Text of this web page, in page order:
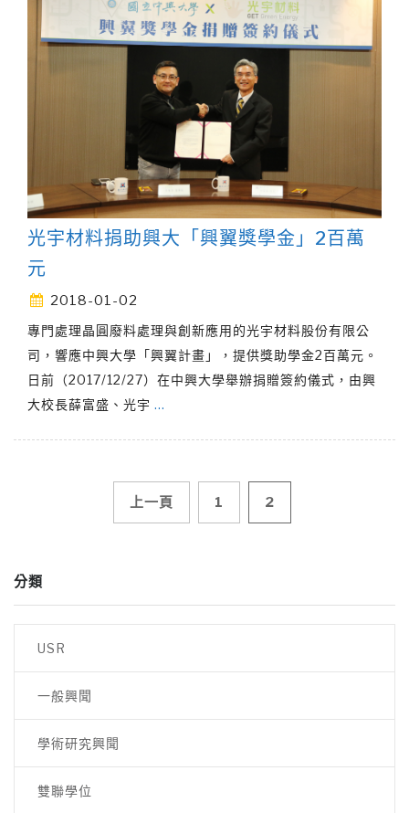
光宇材料捐助興大「興翼獎學金」2百萬
元
2018-01-02
專門處理晶圓廢料處理與創新應用的光宇材料股份有限公
司，響應中興大學「興翼計畫」，提供獎助學金2百萬元。
日前（2017/12/27）在中興大學舉辦捐贈簽約儀式，由興
大校長薛富盛、光宇 …
導
覽
上一頁 1 2
分類
USR
一般興聞
學術研究興聞
雙聯學位